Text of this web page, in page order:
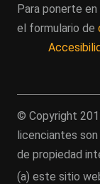
Para ponerte
el formulario de
© Copyright
licenciantes
de propiedad
(a) este sitio